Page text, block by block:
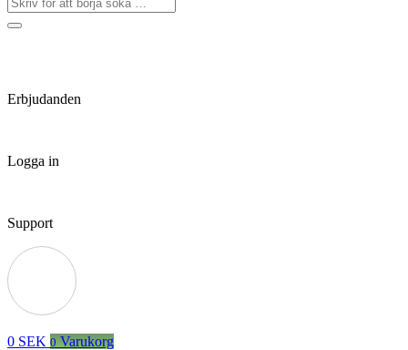
Erbjudanden
Logga in
Support
0 SEK 0 Varukorg